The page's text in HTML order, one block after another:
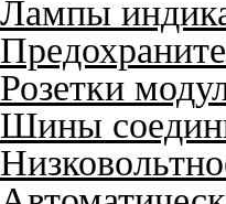
Лампы
Розетки
Шины